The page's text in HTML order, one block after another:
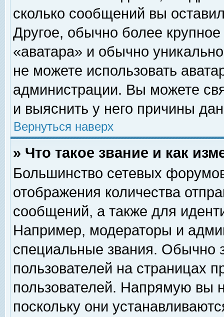
сколько сообщений вы
Другое, обычно более
«аватара» и обычно
не можете использовать
администрации. Вы можете
и выяснить у него причины
Вернуться наверх
» Что такое звание и как
Большинство сетевых
отображения количества
сообщений, а также для
Например, модераторы и
специальные звания. Обычно
пользователей на страницах
пользователей. Напрямую вы
поскольку они